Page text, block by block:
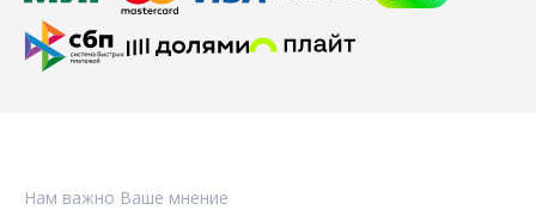
Нам важно Ваше мнение